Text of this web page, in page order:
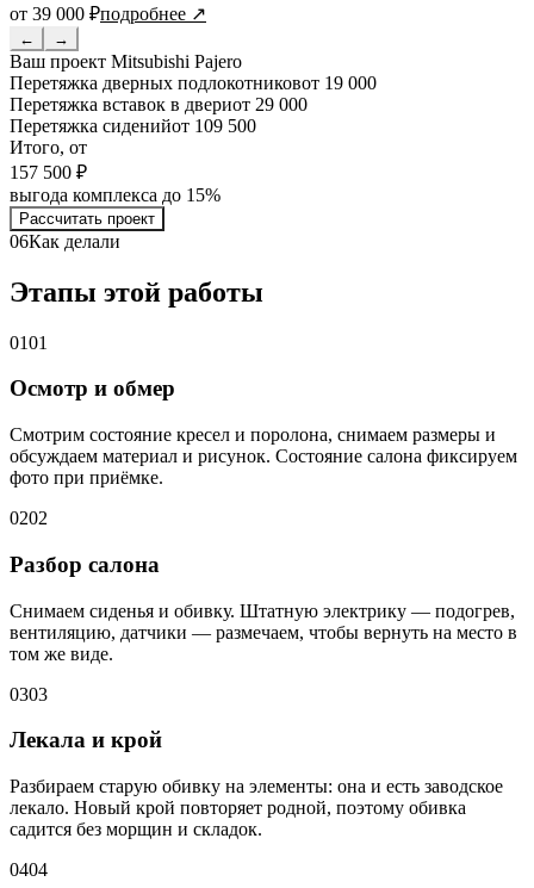
от 39 000 ₽подробнее ↗
← →
Ваш проект Mitsubishi Pajero
Перетяжка дверных подлокотниковот 19 000
Перетяжка вставок в двериот 29 000
Перетяжка сиденийот 109 500
Итого, от
157 500 ₽
выгода комплекса до 15%
Рассчитать проект
06Как делали
Этапы этой работы
0101
Осмотр и обмер
Смотрим состояние кресел и поролона, снимаем размеры и
обсуждаем материал и рисунок. Состояние салона фиксируем
фото при приёмке.
0202
Разбор салона
Снимаем сиденья и обивку. Штатную электрику — подогрев,
вентиляцию, датчики — размечаем, чтобы вернуть на место в
том же виде.
0303
Лекала и крой
Разбираем старую обивку на элементы: она и есть заводское
лекало. Новый крой повторяет родной, поэтому обивка
садится без морщин и складок.
0404